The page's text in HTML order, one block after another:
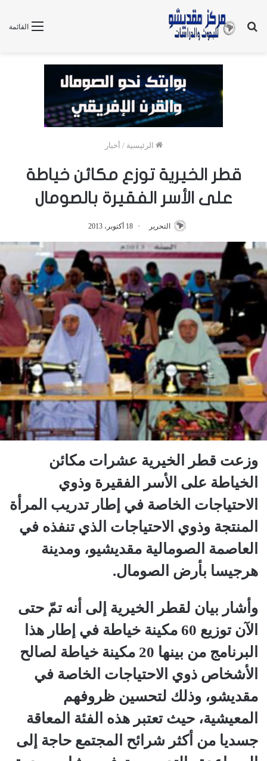
القائمة
بحث
الرئيسية / أخبار
قطر الخيرية توزع مكائن خياطة
على الأسر الفقيرة بالصومال
التحرير 18 أكتوبر، 2013
وزعت قطر الخيرية عشرات مكائن
الخياطة على الأسر الفقيرة وذوي
الاحتياجات الخاصة في إطار تدريب المرأة
المنتجة وذوي الاحتياجات الذي تنفذه في
العاصمة الصومالية مقديشيو، ومدينة
هرجيسا بأرض الصومال.
وأشار بيان لقطر الخيرية إلى أنه تمّ حتى
الآن توزيع 60 مكينة خياطة في إطار هذا
البرنامج من بينها 20 مكينة خياطة لصالح
الأشخاص ذوي الاحتياجات الخاصة في
مقديشو، وذلك لتحسين ظروفهم
المعيشية، حيث تعتبر هذه الفئة المعاقة
جسديا من أكثر شرائح المجتمع حاجة إلى